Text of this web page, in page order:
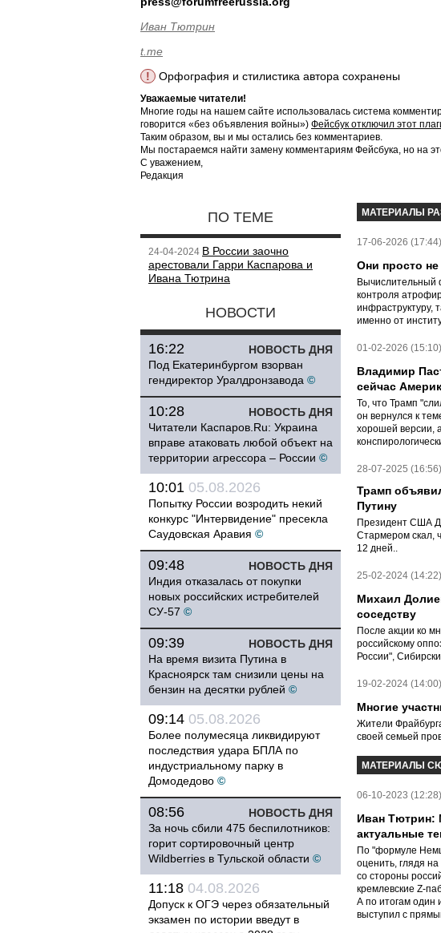
Иван Тютрин
t.me
!
Орфография и стилистика автора сохранены
Уважаемые читатели!
Многие годы на нашем сайте использовалась система
говорится «без объявления войны») Фейсбук отключил этот
Таким образом, вы и мы остались без комментариев.
Мы постараемся найти замену комментариям Фейсбука, но на
С уважением,
Редакция
ПО ТЕМЕ
24-04-2024 В России заочно
арестовали Гарри Каспарова и
Ивана Тютрина
НОВОСТИ
НОВОСТЬ ДНЯ
16:22
Под Екатеринбургом взорван
гендиректор Уралдронзавода ©
НОВОСТЬ ДНЯ
10:28
Читатели Каспаров.Ru: Украина
вправе атаковать любой объект на
территории агрессора – России ©
10:01 05.08.2026
Попытку России возродить некий
конкурс "Интервидение" пресекла
Саудовская Аравия ©
НОВОСТЬ ДНЯ
09:48
Индия отказалась от покупки
новых российских истребителей
СУ-57 ©
НОВОСТЬ ДНЯ
09:39
На время визита Путина в
Красноярск там снизили цены на
бензин на десятки рублей ©
09:14 05.08.2026
Более полумесяца ликвидируют
последствия удара БПЛА по
индустриальному парку в
Домодедово ©
НОВОСТЬ ДНЯ
08:56
За ночь сбили 475 беспилотников:
горит сортировочный центр
Wildberries в Тульской области ©
11:18 04.08.2026
Допуск к ОГЭ через обязательный
экзамен по истории введут в
МАТЕРИАЛЫ
17-06-2026 (17:44)
Они просто не
Вычислительный
контроля
инфраструктуру,
именно от
01-02-2026 (15:10)
Владимир
сейчас
То, что Трамп
он вернулся к
хорошей версии,
28-07-2025 (16:56)
Трамп
Путину
Президент США
Стармером скал,
12 дней..
25-02-2024 (14:22)
Михаил
соседству
После акции ко
российскому
России",
19-02-2024 (14:00)
Многие
Жители
своей семьей
МАТЕРИАЛЫ
06-10-2023 (12:28)
Иван Тютрин:
актуальные
По "формуле
оценить, глядя
со стороны
кремлевские Z-
А по итогам один
выступил с